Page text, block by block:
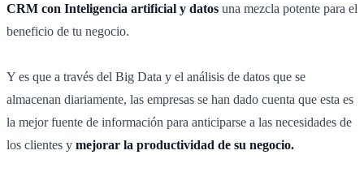
CRM con Inteligencia artificial y datos una mezcla potente para el
beneficio de tu negocio.
Y es que a través del Big Data y el análisis de datos que se
almacenan diariamente, las empresas se han dado cuenta que esta es
la mejor fuente de información para anticiparse a las necesidades de
los clientes y mejorar la productividad de su negocio.